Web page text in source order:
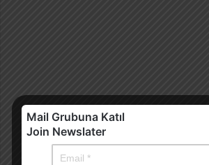
Mail Grubuna Katıl
Join Newslater